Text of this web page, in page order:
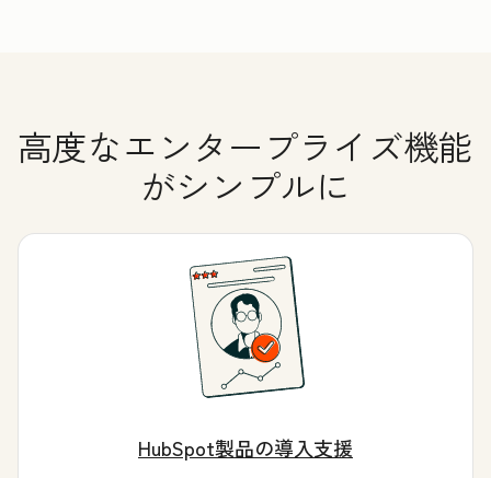
高度なエンタープライズ機能
がシンプルに
HubSpot製品の導入支援